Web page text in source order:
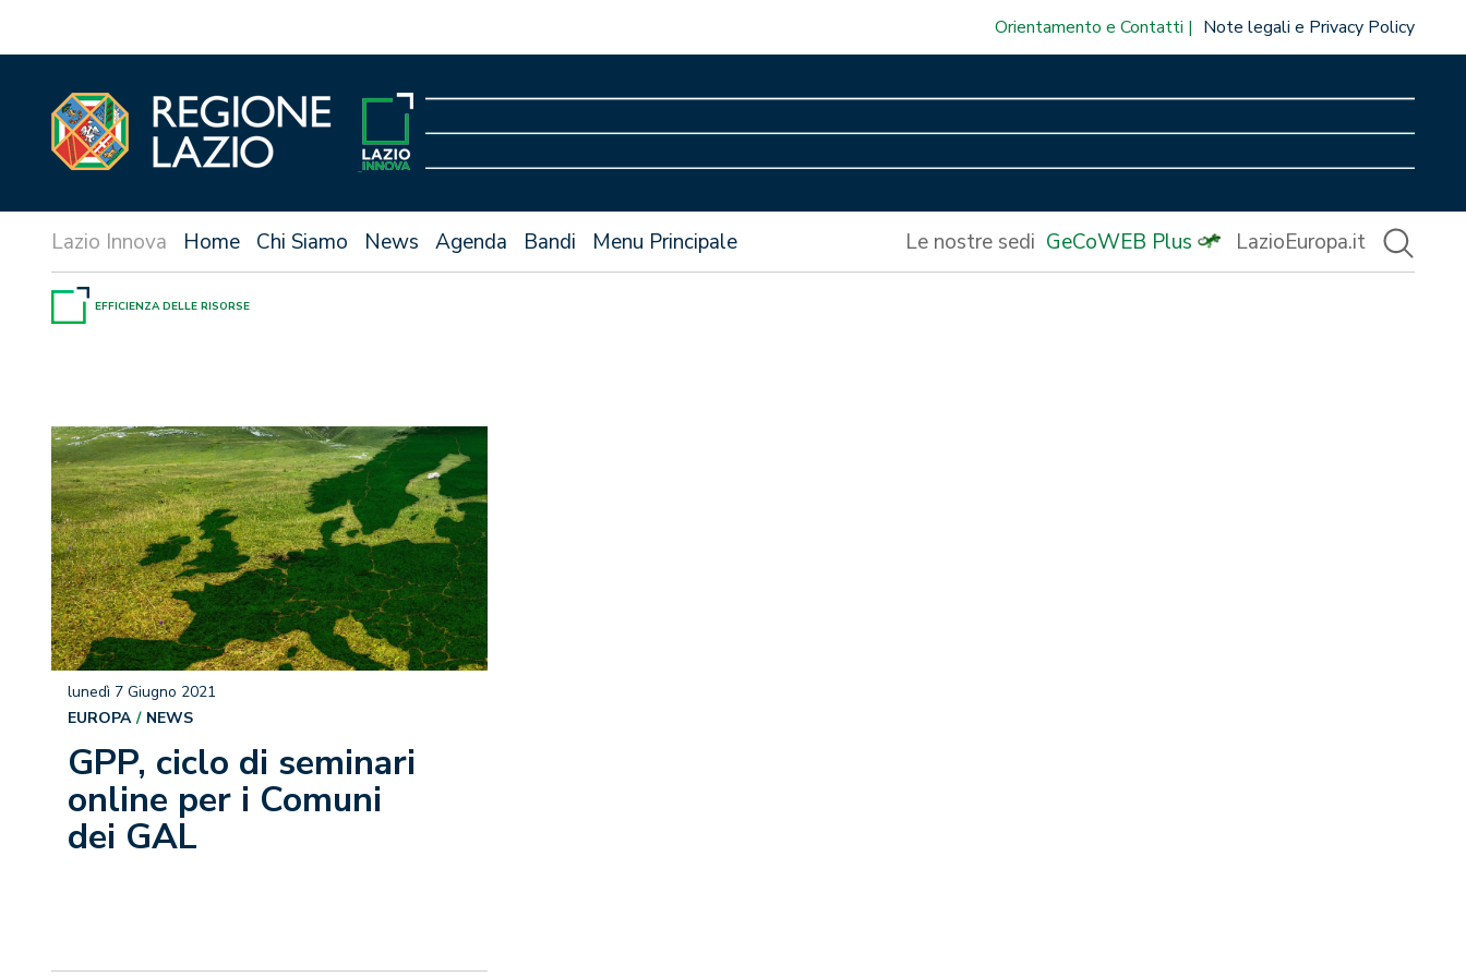
Orientamento e Contatti Note legali e Privacy Policy
Home Chi Siamo News Agenda Bandi Menu Principale Le nostre sedi GeCoWEB Plus LazioEuropa.it
EFFICIENZA DELLE RISORSE
GPP, ciclo di seminari
online per i Comuni
dei GAL
lunedì 7 Giugno 2021
EUROPA
NEWS